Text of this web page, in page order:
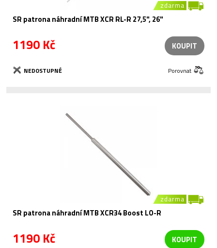
zdarma
SR patrona náhradní MTB XCR RL-R 27,5", 26"
1190 Kč KOUPIT
NEDOSTUPNÉ Porovnat
zdarma
SR patrona náhradní MTB XCR34 Boost LO-R
1190 Kč KOUPIT